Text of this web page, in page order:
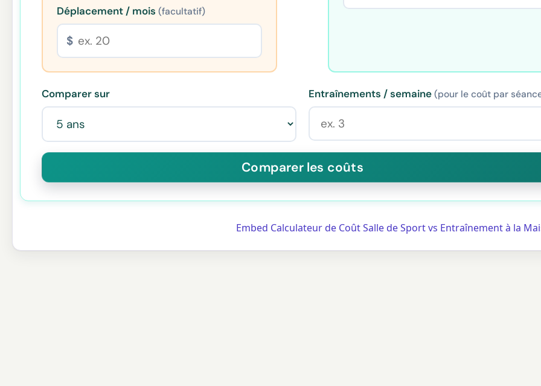
Déplacement / mois (facultatif)
$
Comparer sur Entraînements / semaine (pour le coût par
Embed Calculateur de Coût Salle de Sport vs Entraînement à la